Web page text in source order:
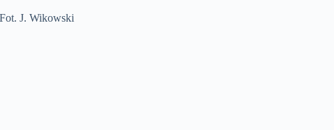
J. Wikowski